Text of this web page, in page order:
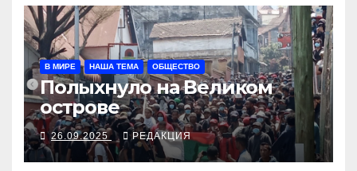
В МИРЕ НАША ТЕМА ОБЩЕСТВО
Полыхнуло на Великом
острове
26.09.2025 РЕДАКЦИЯ